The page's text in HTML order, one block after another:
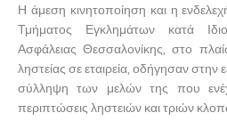
Η άμεση κινητοποίηση και η
Τμήματος Εγκλημάτων κατά
Ασφάλειας Θεσσαλονίκης, στο
ληστείας σε εταιρεία, οδήγησαν
σύλληψη των μελών της που
περιπτώσεις ληστειών και τριών